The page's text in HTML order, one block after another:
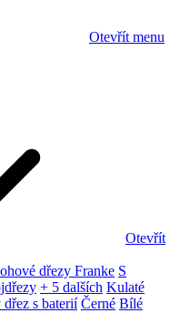
Otevřít menu
Otevřít
dřezy Franke S
+ 5 dalších Kulaté
s baterií Černé Bílé